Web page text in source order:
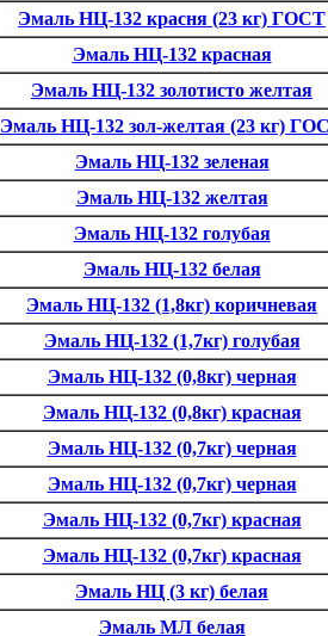
Эмаль НЦ-132 красня (23 кг) ГОСТ
Эмаль НЦ-132 красная
Эмаль НЦ-132 золотисто желтая
Эмаль НЦ-132 зол-желтая (23 кг)
Эмаль НЦ-132 зеленая
Эмаль НЦ-132 желтая
Эмаль НЦ-132 голубая
Эмаль НЦ-132 белая
Эмаль НЦ-132 (1,8кг) коричневая
Эмаль НЦ-132 (1,7кг) голубая
Эмаль НЦ-132 (0,8кг) черная
Эмаль НЦ-132 (0,8кг) красная
Эмаль НЦ-132 (0,7кг) черная
Эмаль НЦ-132 (0,7кг) черная
Эмаль НЦ-132 (0,7кг) красная
Эмаль НЦ-132 (0,7кг) красная
Эмаль НЦ (3 кг) белая
Эмаль МЛ белая